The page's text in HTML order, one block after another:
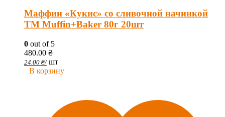
Маффин «Кукис» со сливочной начинкой
ТМ Muffin+Baker 80г 20шт
0 out of 5
480.00 ₴
24.00 ₴/ шт
В корзину